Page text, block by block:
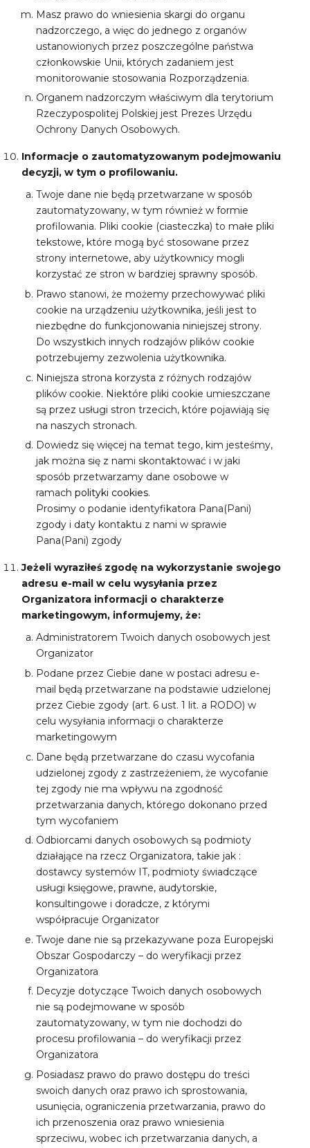
Masz prawo do wniesienia skargi do organu
nadzorczego, a więc do jednego z organów
ustanowionych przez poszczególne państwa
członkowskie Unii, których zadaniem jest
monitorowanie stosowania Rozporządzenia.
Organem nadzorczym właściwym dla terytorium
Rzeczypospolitej Polskiej jest Prezes Urzędu
Ochrony Danych Osobowych.
Informacje o zautomatyzowanym podejmowaniu
decyzji, w tym o profilowaniu.
Twoje dane nie będą przetwarzane w sposób
zautomatyzowany, w tym również w formie
profilowania. Pliki cookie (ciasteczka) to małe pliki
tekstowe, które mogą być stosowane przez
strony internetowe, aby użytkownicy mogli
korzystać ze stron w bardziej sprawny sposób.
Prawo stanowi, że możemy przechowywać pliki
cookie na urządzeniu użytkownika, jeśli jest to
niezbędne do funkcjonowania niniejszej strony.
Do wszystkich innych rodzajów plików cookie
potrzebujemy zezwolenia użytkownika.
Niniejsza strona korzysta z różnych rodzajów
plików cookie. Niektóre pliki cookie umieszczane
są przez usługi stron trzecich, które pojawiają się
na naszych stronach.
Dowiedz się więcej na temat tego, kim jesteśmy,
jak można się z nami skontaktować i w jaki
sposób przetwarzamy dane osobowe w
ramach polityki cookies.
Prosimy o podanie identyfikatora Pana(Pani)
zgody i daty kontaktu z nami w sprawie
Pana(Pani) zgody
Jeżeli wyraziłeś zgodę na wykorzystanie swojego
adresu e-mail w celu wysyłania przez
Organizatora informacji o charakterze
marketingowym, informujemy, że:
Administratorem Twoich danych osobowych jest
Organizator
Podane przez Ciebie dane w postaci adresu e-
mail będą przetwarzane na podstawie udzielonej
przez Ciebie zgody (art. 6 ust. 1 lit. a RODO) w
celu wysyłania informacji o charakterze
marketingowym
Dane będą przetwarzane do czasu wycofania
udzielonej zgody z zastrzeżeniem, że wycofanie
tej zgody nie ma wpływu na zgodność
przetwarzania danych, którego dokonano przed
tym wycofaniem
Odbiorcami danych osobowych są podmioty
działające na rzecz Organizatora, takie jak :
dostawcy systemów IT, podmioty świadczące
usługi księgowe, prawne, audytorskie,
konsultingowe i doradcze, z którymi
współpracuje Organizator
Twoje dane nie są przekazywane poza Europejski
Obszar Gospodarczy – do weryfikacji przez
Organizatora
Decyzje dotyczące Twoich danych osobowych
nie są podejmowane w sposób
zautomatyzowany, w tym nie dochodzi do
procesu profilowania – do weryfikacji przez
Organizatora
Posiadasz prawo do prawo dostępu do treści
swoich danych oraz prawo ich sprostowania,
usunięcia, ograniczenia przetwarzania, prawo do
ich przenoszenia oraz prawo wniesienia
sprzeciwu, wobec ich przetwarzania danych, a